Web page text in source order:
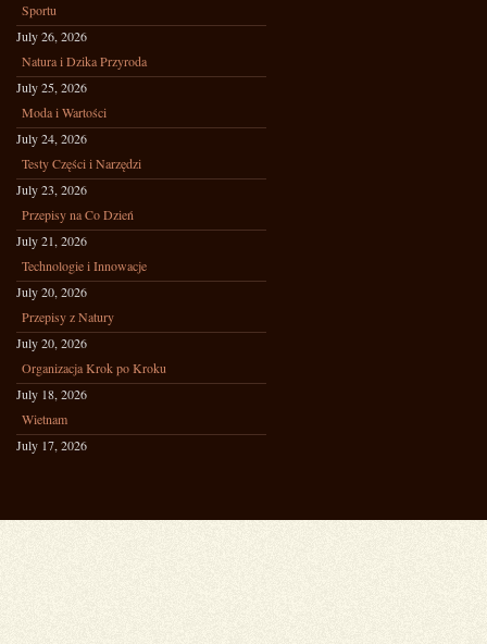
Sportu
July 26, 2026
Natura i Dzika Przyroda
July 25, 2026
Moda i Wartości
July 24, 2026
Testy Części i Narzędzi
July 23, 2026
Przepisy na Co Dzień
July 21, 2026
Technologie i Innowacje
July 20, 2026
Przepisy z Natury
July 20, 2026
Organizacja Krok po Kroku
July 18, 2026
Wietnam
July 17, 2026